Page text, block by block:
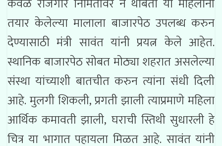
केवळ रोजगार निर्मितीवर न थांबता या महिलांनी
तयार केलेल्या मालाला बाजारपेठ उपलब्ध करुन
देण्यासाठी मंत्री सावंत यांनी प्रयत्न केले आहेत.
स्थानिक बाजारपेठ सोबत मोठ्या शहरात असलेल्या
संस्था यांच्याशी बातचीत करुन त्यांना संधी दिली
आहे. मुलगी शिकली, प्रगती झाली त्याप्रमाणे महिला
आर्थिक कमावती झाली, घराची स्तिथी सुधारली हे
चित्र या भागात पहायला मिळत आहे. सावंत यांनी